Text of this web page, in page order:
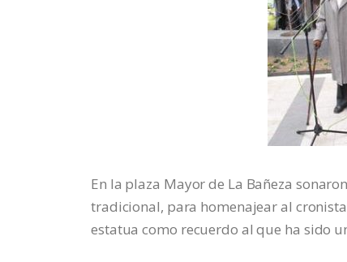
En la plaza Mayor de La Bañeza
tradicional, para homenajear al
estatua como recuerdo al que ha sido